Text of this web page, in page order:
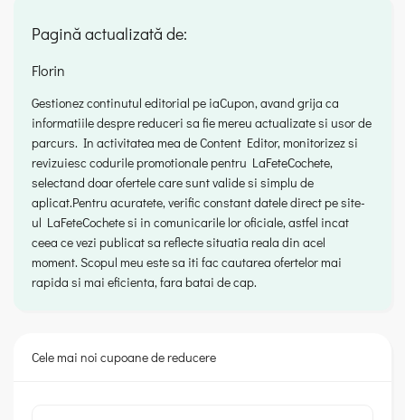
Pagină actualizată de:
Florin
Gestionez continutul editorial pe iaCupon, avand grija ca
informatiile despre reduceri sa fie mereu actualizate si usor de
parcurs. In activitatea mea de Content Editor, monitorizez si
revizuiesc codurile promotionale pentru LaFeteCochete,
selectand doar ofertele care sunt valide si simplu de
aplicat.Pentru acuratete, verific constant datele direct pe site-
ul LaFeteCochete si in comunicarile lor oficiale, astfel incat
ceea ce vezi publicat sa reflecte situatia reala din acel
moment. Scopul meu este sa iti fac cautarea ofertelor mai
rapida si mai eficienta, fara batai de cap.
Cele mai noi cupoane de reducere